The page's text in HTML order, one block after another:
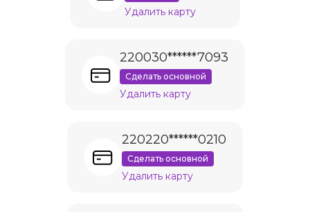
Удалить карту
220030******7093
Сделать основной
Удалить карту
220220******0210
Сделать основной
Удалить карту